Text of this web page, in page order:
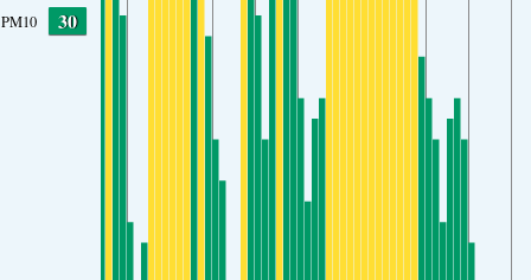
PM10 30